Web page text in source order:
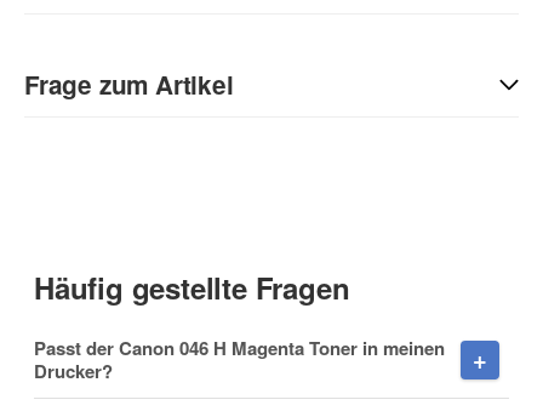
Sie Anderen bei der Kaufentscheidung:
Frage zum Artikel
Häufig gestellte Fragen
Passt der Canon 046 H Magenta Toner in meinen
Drucker?